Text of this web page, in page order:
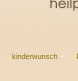
kinderwunsch